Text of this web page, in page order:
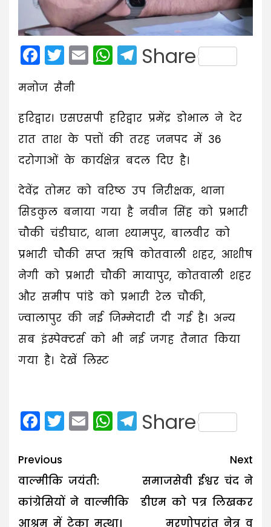
Facebook
Twitter
EmailWhatsApp
Telegram
Share
मनोज सैनी
हरिद्वार। एसएसपी हरिद्वार प्रमेंद्र डोभाल ने देर
रात ताश के पत्तों की तरह जनपद में 36
दरोगाओं के कार्यक्षेत्र बदल दिए है।
देवेंद्र तोमर को वरिष्ठ उप निरीक्षक, थाना
सिडकुल बनाया गया है नवीन सिंह को प्रभारी
चौकी चंडीघाट, थाना श्यामपुर, बालवीर को
प्रभारी चौकी सप्त ऋषि कोतवाली शहर, आशीष
नेगी को प्रभारी चौकी मायापुर, कोतवाली शहर
और समीप पांडे को प्रभारी रेल चौकी,
ज्वालापुर की नई जिम्मेदारी दी गई है। अन्य
सब इंस्पेक्टर्स को भी नई जगह तैनात किया
गया है। देखें लिस्ट
Facebook
Twitter
EmailWhatsApp
Telegram
Share
Post
navigation
Previous
वाल्मीकि जयंती:
कांग्रेसियों ने वाल्मीकि
आश्रम में टेका मत्था।
Next
समाजसेवी ईश्वर चंद ने
डीएम को पत्र लिखकर
मरणोपरांत नेत्र व